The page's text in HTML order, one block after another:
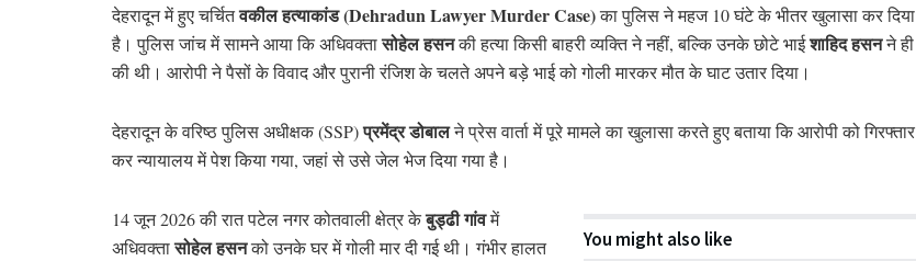
देहरादून में हुए चर्चितवकील हत्याकांड (Dehradun Lawyer Murder Case)का पुलिस ने महज 10 घंटे के भीतर खुलासा कर दिया
है। पुलिस जांच में सामने आया कि अधिवक्तासोहेल हसनकी हत्या किसी बाहरी व्यक्ति ने नहीं, बल्कि उनके छोटे भाईशाहिद हसनने ही
की थी। आरोपी ने पैसों के विवाद और पुरानी रंजिश के चलते अपने बड़े भाई को गोली मारकर मौत के घाट उतार दिया।
देहरादून के वरिष्ठ पुलिस अधीक्षक (SSP)प्रमेंद्र डोबालने प्रेस वार्ता में पूरे मामले का खुलासा करते हुए बताया कि आरोपी को गिरफ्तार
कर न्यायालय में पेश किया गया, जहां से उसे जेल भेज दिया गया है।
You might also like
14 जून 2026 की रात पटेल नगर कोतवाली क्षेत्र केबुड्ढीगांवमें
अधिवक्तासोहेल हसनको उनके घर में गोली मार दी गई थी। गंभीर हालत